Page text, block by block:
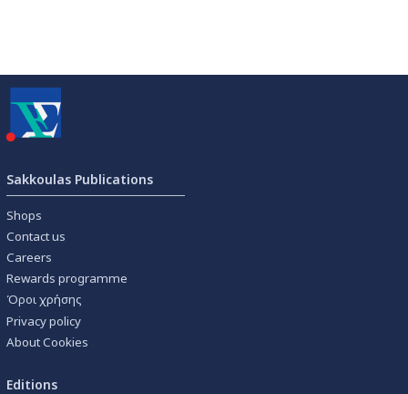
Sakkoulas Publications
Shops
Contact us
Careers
Rewards programme
Όροι χρήσης
Privacy policy
About Cookies
Editions